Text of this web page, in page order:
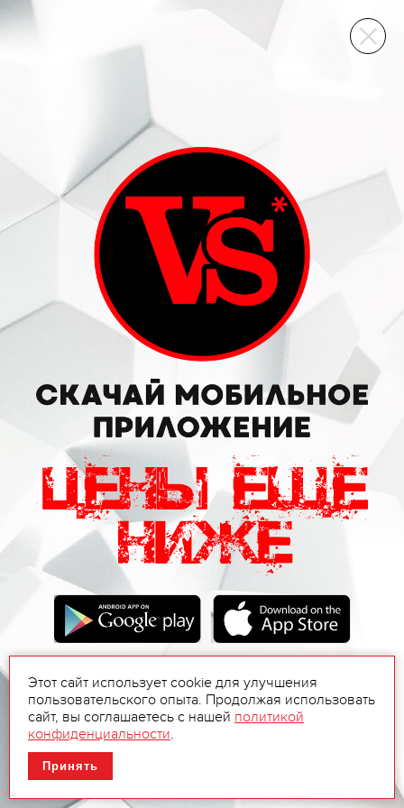
ВИННЫЙ СКЛАД
Этот сайт использует cookie для улучшения
пользовательского опыта. Продолжая использовать
сайт, вы соглашаетесь с нашей политикой
конфиденциальности.
Принять